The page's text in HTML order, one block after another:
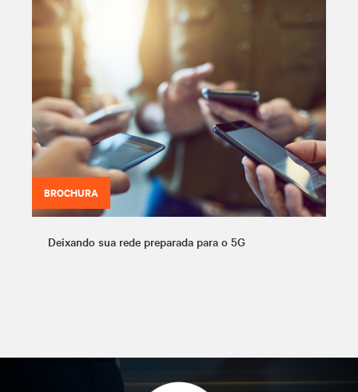
BROCHURA
Deixando sua rede preparada para o 5G